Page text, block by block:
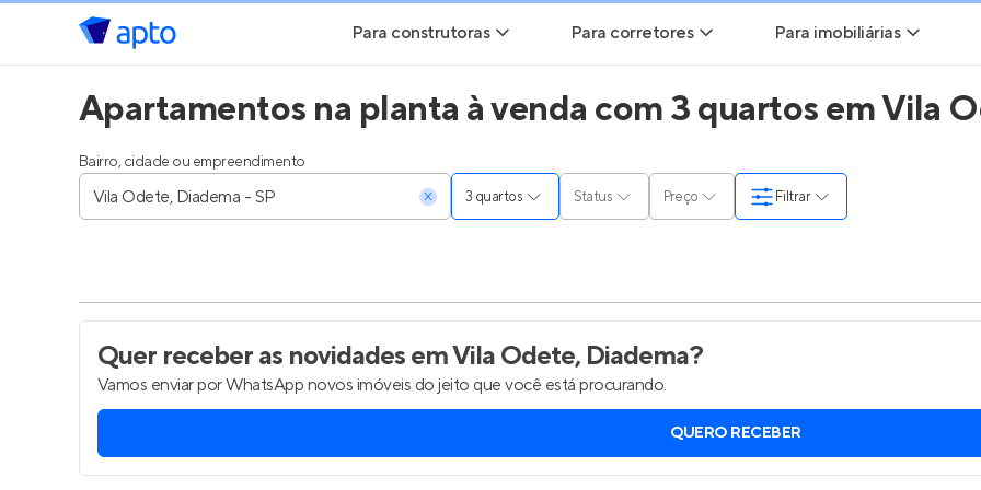
Para construtoras
Geração de Leads
Geração de Vendas
Anunciar Imóveis
Para corretores
Leads para Corretores
Parcerias imobiliárias
Anunciar imóveis
Entrar no Painel de Clientes
Para imobiliárias
Leads para Imobiliárias
Anunciar imóveis
Apartamentos na planta à venda com 3 quartos em Vila
Bairro, cidade ou empreendimento
3 quartos Status Preço Filtrar
Quer receber as novidadesem Vila Odete, Diadema?
Vamos enviar por WhatsApp novos imóveis do jeito que você está procurando.
QUERO RECEBER